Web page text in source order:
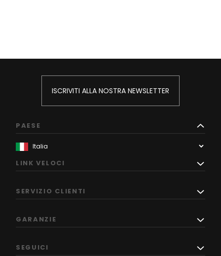
ISCRIVITI ALLA NOSTRA NEWSLETTER
PAESE
LINK VELOCI
SERVIZIO CLIENTI
GARANZIE
SEGUICI